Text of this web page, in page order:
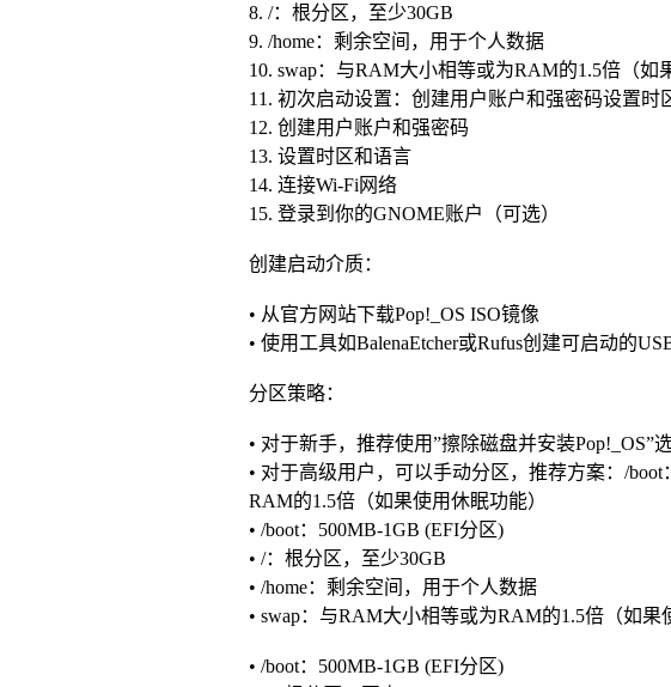
8. /：根分区，至少30GB
9. /home：剩余空间，用于个人数据
10. swap：与RAM大小相等或为RAM的1.5倍（如
11. 初次启动设置：创建用户账户和强密码设置时
12. 创建用户账户和强密码
13. 设置时区和语言
14. 连接Wi-Fi网络
15. 登录到你的GNOME账户（可选）
创建启动介质：
• 从官方网站下载Pop!_OS ISO镜像
• 使用工具如BalenaEtcher或Rufus创建可启动的
分区策略：
• 对于新手，推荐使用”擦除磁盘并安装Pop!_OS”
• 对于高级用户，可以手动分区，推荐方案：/
RAM的1.5倍（如果使用休眠功能）
• /boot：500MB-1GB (EFI分区)
• /：根分区，至少30GB
• /home：剩余空间，用于个人数据
• swap：与RAM大小相等或为RAM的1.5倍（如果
• /boot：500MB-1GB (EFI分区)